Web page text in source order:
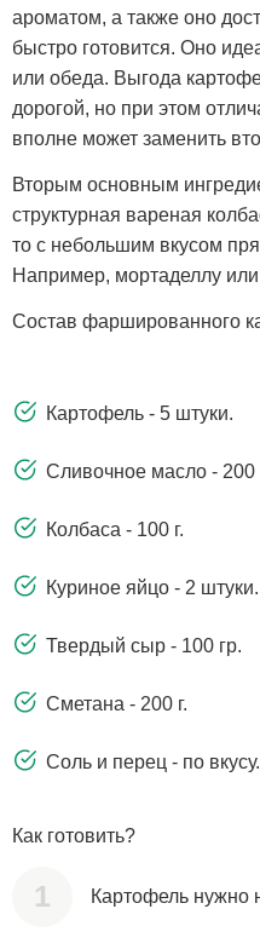
ароматом, а также оно
быстро готовится. Оно
или обеда. Выгода
дорогой, но при этом
вполне может заменить
Вторым основным
структурная вареная
то с небольшим вкусом
Например, мортаделлу
Состав фаршированного
Картофель - 5 штуки.
Сливочное масло - 200
Колбаса - 100 г.
Куриное яйцо - 2 штуки.
Твердый сыр - 100 гр.
Сметана - 200 г.
Соль и перец - по вкусу.
Как готовить?
Картофель нужно